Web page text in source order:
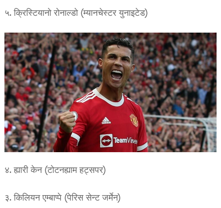
५. क्रिस्टियानो रोनाल्डो (म्यानचेस्टर युनाइटेड)
४. ह्यारी केन (टोटनह्याम हट्सपर)
३. किलियन एम्बाप्पे (पेरिस सेन्ट जर्मेन)